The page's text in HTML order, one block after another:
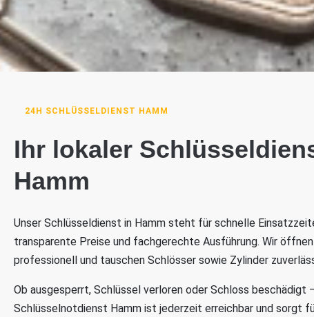
24H SCHLÜSSELDIENST HAMM
Ihr lokaler
Hamm
Unser Schlüsseldienst in Hamm steht für schnelle
transparente Preise und fachgerechte Ausführung. Wir
professionell und tauschen Schlösser sowie Zylinder
Ob ausgesperrt, Schlüssel verloren oder Schloss beschädigt
Schlüsselnotdienst Hamm ist jederzeit erreichbar und sorgt